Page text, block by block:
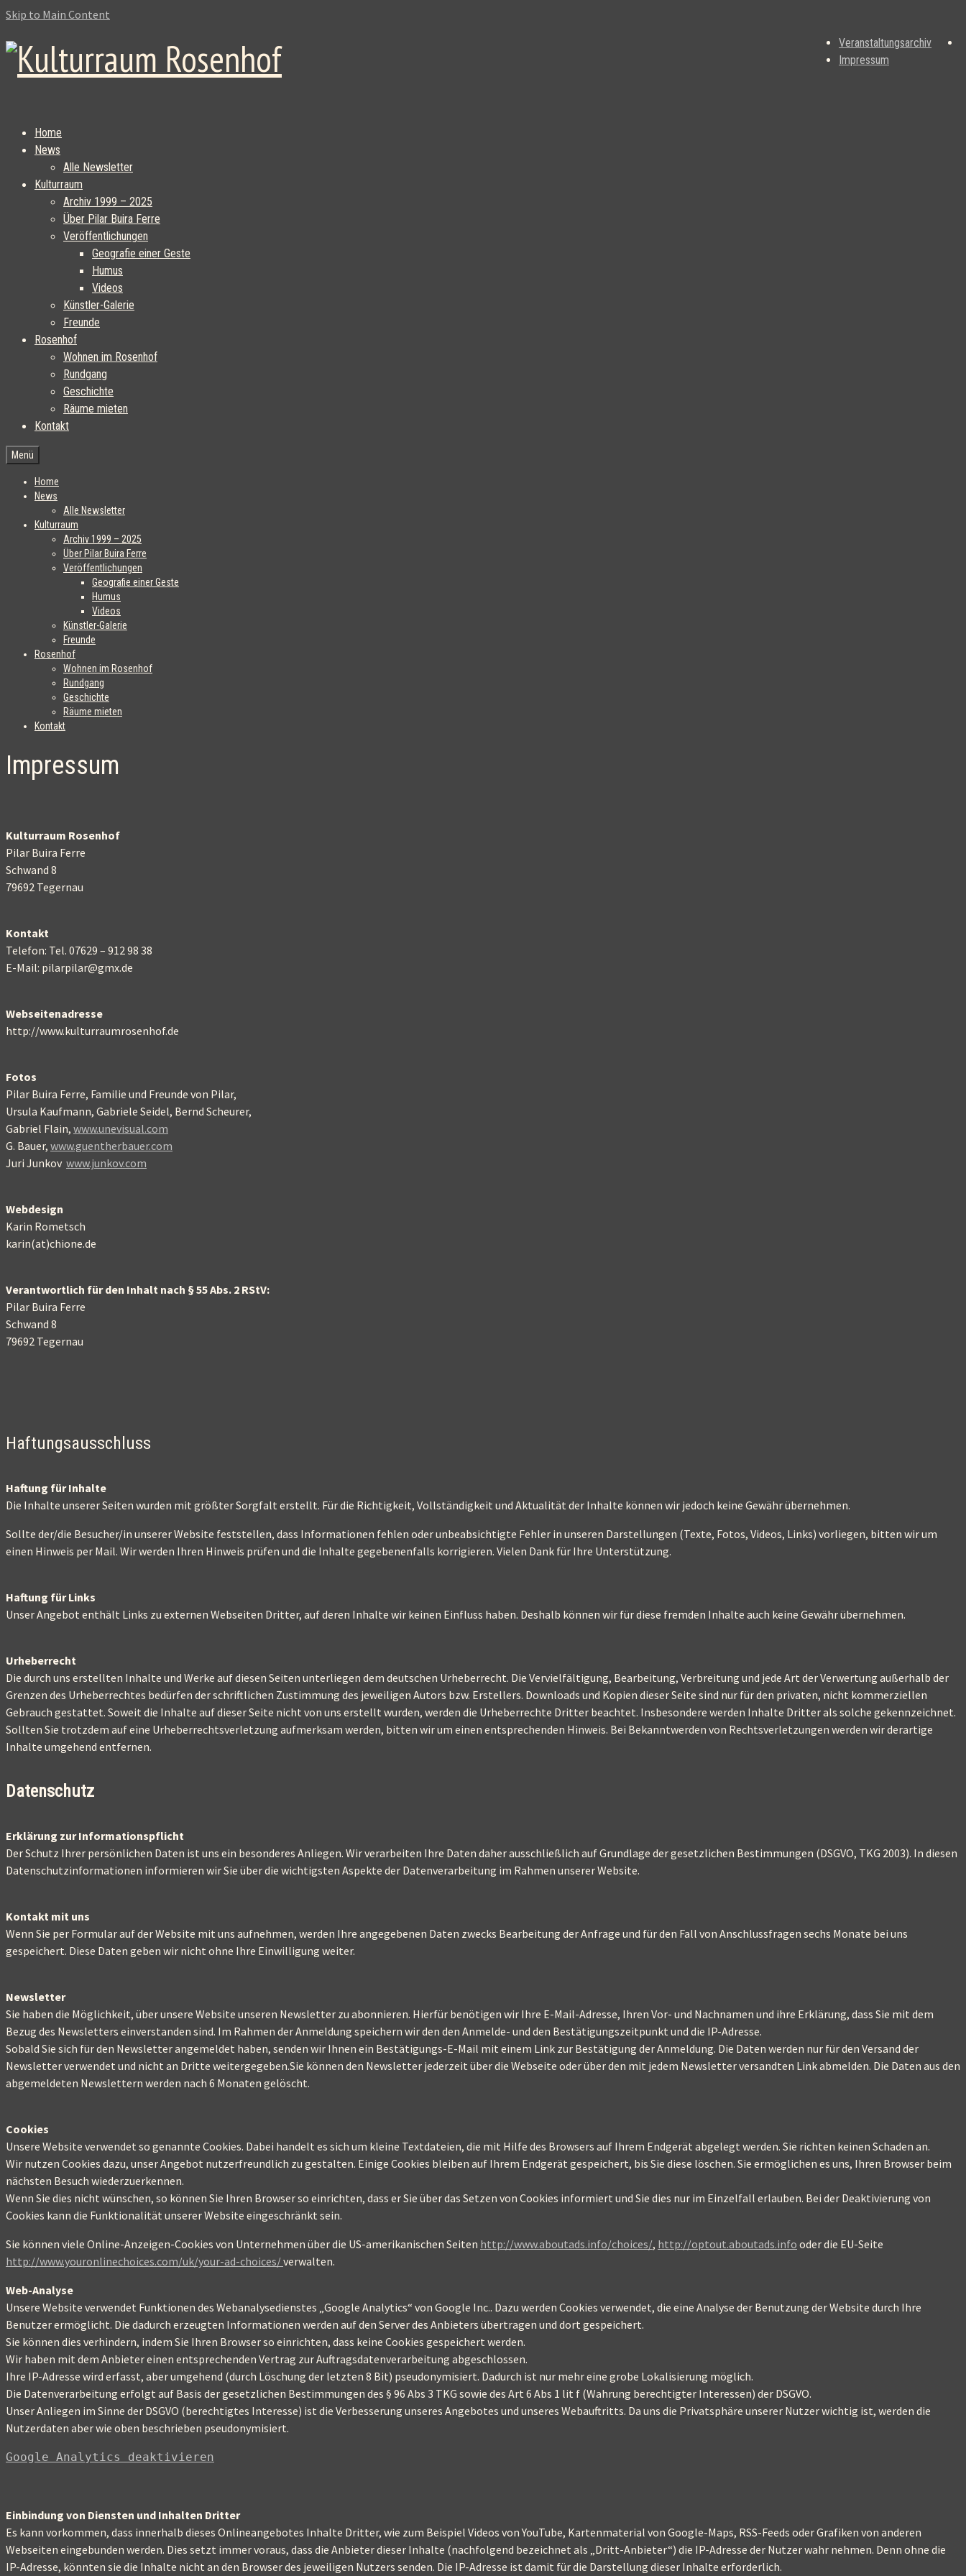
Skip to Main Content
Veranstaltungsarchiv
Impressum
Home
News
Alle Newsletter
Kulturraum
Archiv 1999 – 2025
Über Pilar Buira Ferre
Veröffentlichungen
Geografie einer Geste
Humus
Videos
Künstler-Galerie
Freunde
Rosenhof
Wohnen im Rosenhof
Rundgang
Geschichte
Räume mieten
Kontakt
Menü
Home
News
Alle Newsletter
Kulturraum
Archiv 1999 – 2025
Über Pilar Buira Ferre
Veröffentlichungen
Geografie einer Geste
Humus
Videos
Künstler-Galerie
Freunde
Rosenhof
Wohnen im Rosenhof
Rundgang
Geschichte
Räume mieten
Kontakt
Impressum
Kulturraum Rosenhof
Pilar Buira Ferre
Schwand 8
79692 Tegernau
Kontakt
Telefon: Tel. 07629 – 912 98 38
E-Mail: pilarpilar@gmx.de
Webseitenadresse
http://www.kulturraumrosenhof.de
Fotos
Pilar Buira Ferre, Familie und Freunde von Pilar,
Ursula Kaufmann, Gabriele Seidel, Bernd Scheurer,
Gabriel Flain, www.unevisual.com
G. Bauer, www.guentherbauer.com
Juri Junkov www.junkov.com
Webdesign
Karin Rometsch
karin(at)chione.de
Verantwortlich für den Inhalt nach § 55 Abs. 2 RStV:
Pilar Buira Ferre
Schwand 8
79692 Tegernau
Haftungsausschluss
Haftung für Inhalte
Die Inhalte unserer Seiten wurden mit größter Sorgfalt erstellt. Für die Richtigkeit, Vollständigkeit und Aktualität der Inhalte können wir jedoch keine Gewähr übernehmen.
Sollte der/die Besucher/in unserer Website feststellen, dass Informationen fehlen oder unbeabsichtigte Fehler in unseren Darstellungen (Texte, Fotos, Videos, Links) vorliegen, bitten wir um
einen Hinweis per Mail. Wir werden Ihren Hinweis prüfen und die Inhalte gegebenenfalls korrigieren. Vielen Dank für Ihre Unterstützung.
Haftung für Links
Unser Angebot enthält Links zu externen Webseiten Dritter, auf deren Inhalte wir keinen Einfluss haben. Deshalb können wir für diese fremden Inhalte auch keine Gewähr übernehmen.
Urheberrecht
Die durch uns erstellten Inhalte und Werke auf diesen Seiten unterliegen dem deutschen Urheberrecht. Die Vervielfältigung, Bearbeitung, Verbreitung und jede Art der Verwertung außerhalb der
Grenzen des Urheberrechtes bedürfen der schriftlichen Zustimmung des jeweiligen Autors bzw. Erstellers. Downloads und Kopien dieser Seite sind nur für den privaten, nicht kommerziellen
Gebrauch gestattet. Soweit die Inhalte auf dieser Seite nicht von uns erstellt wurden, werden die Urheberrechte Dritter beachtet. Insbesondere werden Inhalte Dritter als solche gekennzeichnet.
Sollten Sie trotzdem auf eine Urheberrechtsverletzung aufmerksam werden, bitten wir um einen entsprechenden Hinweis. Bei Bekanntwerden von Rechtsverletzungen werden wir derartige
Inhalte umgehend entfernen.
Datenschutz
Erklärung zur Informationspflicht
Der Schutz Ihrer persönlichen Daten ist uns ein besonderes Anliegen. Wir verarbeiten Ihre Daten daher ausschließlich auf Grundlage der gesetzlichen Bestimmungen (DSGVO, TKG 2003). In diesen
Datenschutzinformationen informieren wir Sie über die wichtigsten Aspekte der Datenverarbeitung im Rahmen unserer Website.
Kontakt mit uns
Wenn Sie per Formular auf der Website mit uns aufnehmen, werden Ihre angegebenen Daten zwecks Bearbeitung der Anfrage und für den Fall von Anschlussfragen sechs Monate bei uns
gespeichert. Diese Daten geben wir nicht ohne Ihre Einwilligung weiter.
Newsletter
Sie haben die Möglichkeit, über unsere Website unseren Newsletter zu abonnieren. Hierfür benötigen wir Ihre E-Mail-Adresse, Ihren Vor- und Nachnamen und ihre Erklärung, dass Sie mit dem
Bezug des Newsletters einverstanden sind. Im Rahmen der Anmeldung speichern wir den den Anmelde- und den Bestätigungszeitpunkt und die IP-Adresse.
Sobald Sie sich für den Newsletter angemeldet haben, senden wir Ihnen ein Bestätigungs-E-Mail mit einem Link zur Bestätigung der Anmeldung. Die Daten werden nur für den Versand der
Newsletter verwendet und nicht an Dritte weitergegeben.Sie können den Newsletter jederzeit über die Webseite oder über den mit jedem Newsletter versandten Link abmelden. Die Daten aus den
abgemeldeten Newslettern werden nach 6 Monaten gelöscht.
Cookies
Unsere Website verwendet so genannte Cookies. Dabei handelt es sich um kleine Textdateien, die mit Hilfe des Browsers auf Ihrem Endgerät abgelegt werden. Sie richten keinen Schaden an.
Wir nutzen Cookies dazu, unser Angebot nutzerfreundlich zu gestalten. Einige Cookies bleiben auf Ihrem Endgerät gespeichert, bis Sie diese löschen. Sie ermöglichen es uns, Ihren Browser beim
nächsten Besuch wiederzuerkennen.
Wenn Sie dies nicht wünschen, so können Sie Ihren Browser so einrichten, dass er Sie über das Setzen von Cookies informiert und Sie dies nur im Einzelfall erlauben. Bei der Deaktivierung von
Cookies kann die Funktionalität unserer Website eingeschränkt sein.
Sie können viele Online-Anzeigen-Cookies von Unternehmen über die US-amerikanischen Seiten http://www.aboutads.info/choices/, http://optout.aboutads.info oder die EU-Seite
http://www.youronlinechoices.com/uk/your-ad-choices/verwalten.
Web-Analyse
Unsere Website verwendet Funktionen des Webanalysedienstes „Google Analytics“ von Google Inc.. Dazu werden Cookies verwendet, die eine Analyse der Benutzung der Website durch Ihre
Benutzer ermöglicht. Die dadurch erzeugten Informationen werden auf den Server des Anbieters übertragen und dort gespeichert.
Sie können dies verhindern, indem Sie Ihren Browser so einrichten, dass keine Cookies gespeichert werden.
Wir haben mit dem Anbieter einen entsprechenden Vertrag zur Auftragsdatenverarbeitung abgeschlossen.
Ihre IP-Adresse wird erfasst, aber umgehend (durch Löschung der letzten 8 Bit) pseudonymisiert. Dadurch ist nur mehr eine grobe Lokalisierung möglich.
Die Datenverarbeitung erfolgt auf Basis der gesetzlichen Bestimmungen des § 96 Abs 3 TKG sowie des Art 6 Abs 1 lit f (Wahrung berechtigter Interessen) der DSGVO.
Unser Anliegen im Sinne der DSGVO (berechtigtes Interesse) ist die Verbesserung unseres Angebotes und unseres Webauftritts. Da uns die Privatsphäre unserer Nutzer wichtig ist, werden die
Nutzerdaten aber wie oben beschrieben pseudonymisiert.
Google Analytics deaktivieren
Einbindung von Diensten und Inhalten Dritter
Es kann vorkommen, dass innerhalb dieses Onlineangebotes Inhalte Dritter, wie zum Beispiel Videos von YouTube, Kartenmaterial von Google-Maps, RSS-Feeds oder Grafiken von anderen
Webseiten eingebunden werden. Dies setzt immer voraus, dass die Anbieter dieser Inhalte (nachfolgend bezeichnet als „Dritt-Anbieter“) die IP-Adresse der Nutzer wahr nehmen. Denn ohne die
IP-Adresse, könnten sie die Inhalte nicht an den Browser des jeweiligen Nutzers senden. Die IP-Adresse ist damit für die Darstellung dieser Inhalte erforderlich.